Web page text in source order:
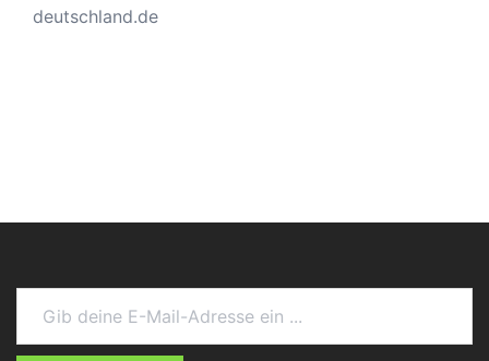
deutschland.de
Gib deine E-Mail-Adresse ein ...